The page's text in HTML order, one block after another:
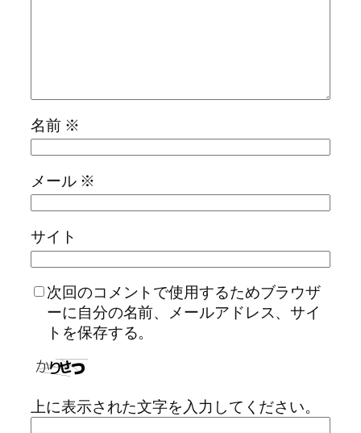
名前 ※
メール ※
サイト
次回のコメントで使用するためブラウザ
ーに自分の名前、メールアドレス、サイ
トを保存する。
上に表示された文字を入力してください。